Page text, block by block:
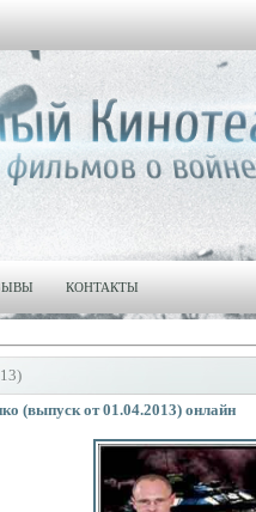
КОНТАКТЫ
(выпуск от 01.04.2013) онлайн